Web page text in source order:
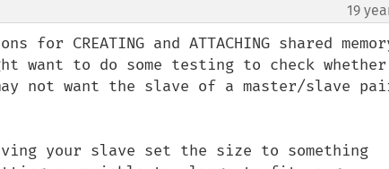
19
CREATING and ATTACHING shared
want to do some testing to check whether
not want the slave of a master/slave
your slave set the size to something